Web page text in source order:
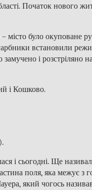
Початок нового
місто було окуповане
встановили
і розстріляно
і Кошково.
і сьогодні. Ще
поля, яка межує з
який чогось